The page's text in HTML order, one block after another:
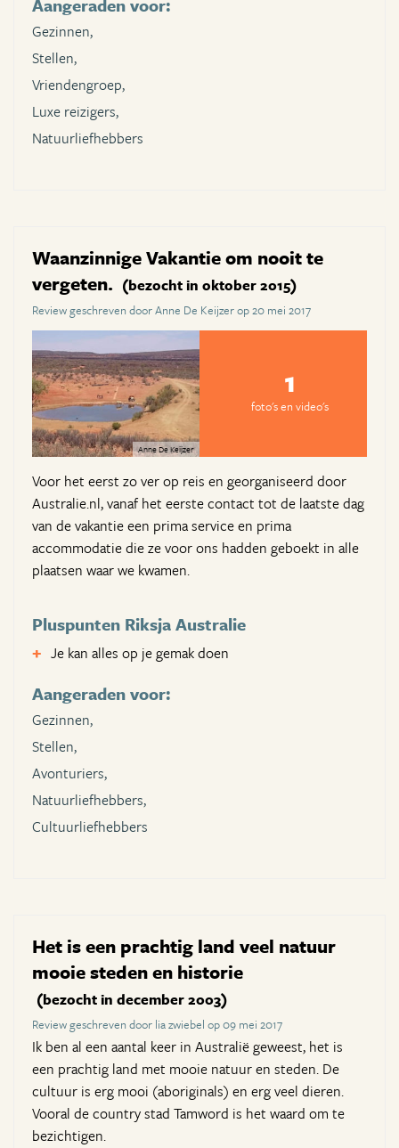
Aangeraden voor:
Gezinnen,
Stellen,
Vriendengroep,
Luxe reizigers,
Natuurliefhebbers
Waanzinnige Vakantie om nooit te
vergeten. (bezocht in oktober 2015)
Review geschreven door Anne De Keijzer op 20 mei 2017
Anne De Keijzer
1
foto's en video's
Voor het eerst zo ver op reis en georganiseerd door
Australie.nl, vanaf het eerste contact tot de laatste dag
van de vakantie een prima service en prima
accommodatie die ze voor ons hadden geboekt in alle
plaatsen waar we kwamen.
Pluspunten Riksja Australie
Je kan alles op je gemak doen
Aangeraden voor:
Gezinnen,
Stellen,
Avonturiers,
Natuurliefhebbers,
Cultuurliefhebbers
Het is een prachtig land veel natuur
mooie steden en historie
(bezocht in december 2003)
Review geschreven door lia zwiebel op 09 mei 2017
Ik ben al een aantal keer in Australië geweest, het is
een prachtig land met mooie natuur en steden. De
cultuur is erg mooi (aboriginals) en erg veel dieren.
Vooral de country stad Tamword is het waard om te
bezichtigen.